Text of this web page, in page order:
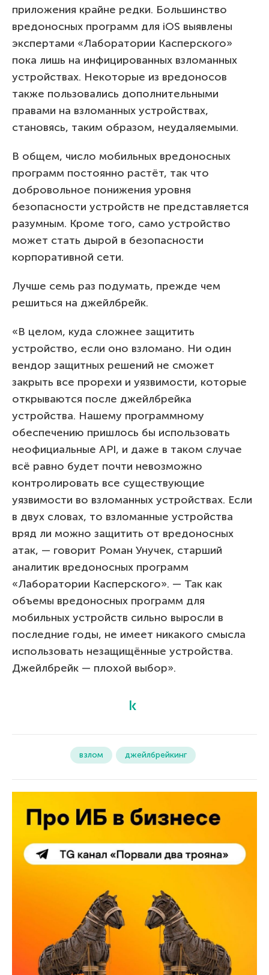
приложения крайне редки. Большинство
вредоносных программ для iOS выявлены
экспертами «Лаборатории Касперского»
пока лишь на инфицированных взломанных
устройствах. Некоторые из вредоносов
также пользовались дополнительными
правами на взломанных устройствах,
становясь, таким образом, неудаляемыми.
В общем, число мобильных вредоносных
программ постоянно растёт, так что
добровольное понижения уровня
безопасности устройств не представляется
разумным. Кроме того, само устройство
может стать дырой в безопасности
корпоративной сети.
Лучше семь раз подумать, прежде чем
решиться на джейлбрейк.
«В целом, куда сложнее защитить
устройство, если оно взломано. Ни один
вендор защитных решений не сможет
закрыть все прорехи и уязвимости, которые
открываются после джейлбрейка
устройства. Нашему программному
обеспечению пришлось бы использовать
неофициальные API, и даже в таком случае
всё равно будет почти невозможно
контролировать все существующие
уязвимости во взломанных устройствах. Если
в двух словах, то взломанные устройства
вряд ли можно защитить от вредоносных
атак, — говорит Роман Унучек, старший
аналитик вредоносных программ
«Лаборатории Касперского». — Так как
объемы вредоносных программ для
мобильных устройств сильно выросли в
последние годы, не имеет никакого смысла
использовать незащищённые устройства.
Джейлбрейк — плохой выбор».
взлом джейлбрейкинг